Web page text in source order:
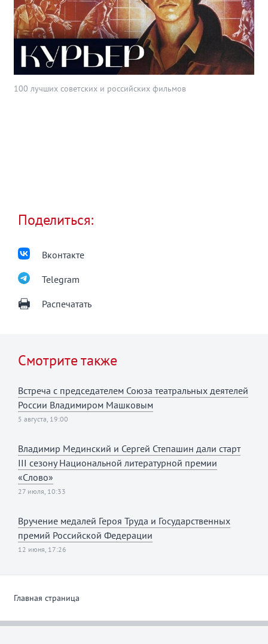
100 лучших советских и российских фильмов
Поделиться:
Вконтакте
Telegram
Распечатать
Смотрите также
Встреча с председателем Союза театральных деятелей
России Владимиром Машковым
5 августа, 19:00
Владимир Мединский и Сергей Степашин дали старт
III сезону Национальной литературной премии
«Слово»
27 июля, 10:33
Вручение медалей Героя Труда и Государственных
премий Российской Федерации
12 июня, 17:26
Главная страница